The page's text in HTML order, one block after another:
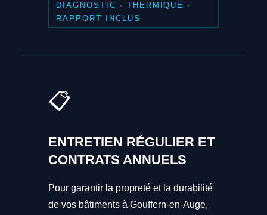
DIAGNOSTIC · THERMIQUE ·
RAPPORT INCLUS
📋
ENTRETIEN RÉGULIER ET
CONTRATS ANNUELS
Pour garantir la propreté et la durabilité
de vos bâtiments à Gouffern-en-Auge,